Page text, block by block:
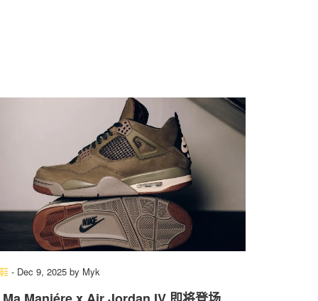
- Dec 9, 2025 by Myk